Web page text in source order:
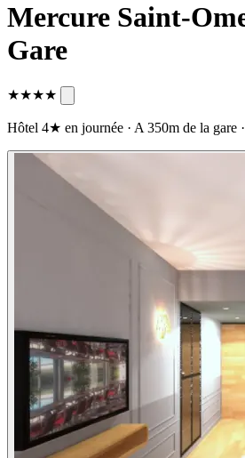
Mercure Saint-
Gare
★★★★
Hôtel 4★ en journée · A 350m de la gare